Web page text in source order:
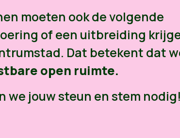
moeten ook de volgende
of een uitbreiding
Dat betekent dat
open ruimte.
we jouw steun en stem nodig!